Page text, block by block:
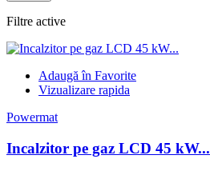
Filtre active
Adaugă în Favorite
Vizualizare rapida
Powermat
Incalzitor pe gaz LCD 45 kW...